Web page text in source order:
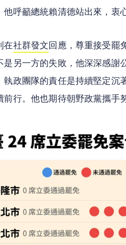
呼籲總統賴清德站出來，衷
在社群發文回應，尊重接受罷
是另一方的失敗，他深深感謝
執政團隊的責任是持續堅定沉
行。他也期待朝野政黨攜手